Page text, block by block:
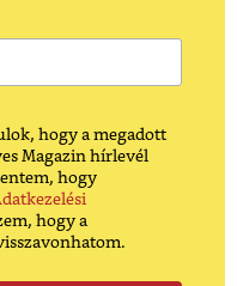
hogy a megadott
Magazin hírlevél
hogy
hogy a